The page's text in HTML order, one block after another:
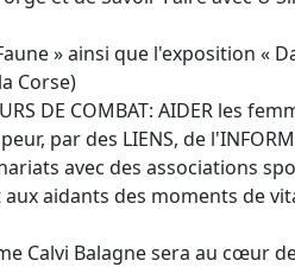
» ainsi que l'exposition «
Corse)
DE COMBAT: AIDER les
par des LIENS, de
avec des associations
aidants des moments de
Calvi Balagne sera au cœur